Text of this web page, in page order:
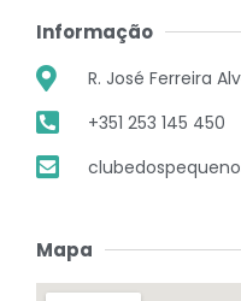
Informação
R. José Ferreira
+351 253 145 450
Mapa